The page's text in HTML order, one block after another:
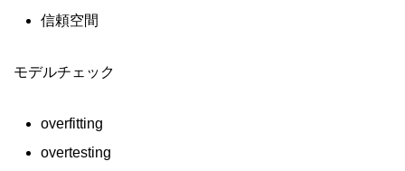
信頼空間
モデルチェック
overfitting
overtesting